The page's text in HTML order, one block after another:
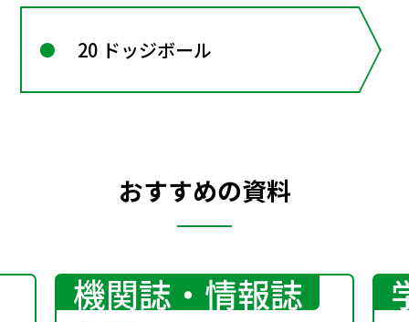
20 ドッジボール
おすすめの資料
機関誌・情報誌